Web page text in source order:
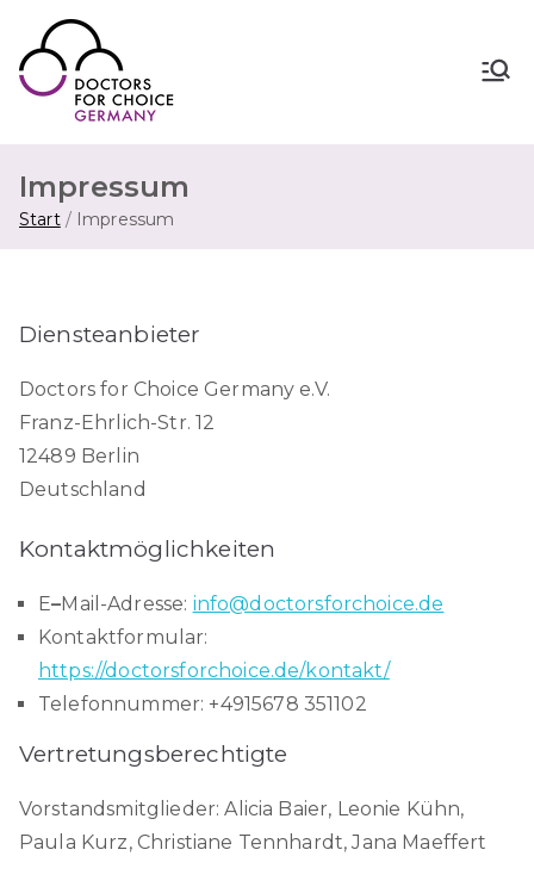
Inhalt
springen
Impressum
Start Impressum
Diensteanbieter
Doctors for Choice Germany e.V.
Franz-Ehrlich-Str. 12
12489 Berlin
Deutschland
Kontaktmöglichkeiten
E–Mail-Adresse: info@doctorsforchoice.de
Kontaktformular:
https://doctorsforchoice.de/kontakt/
Telefonnummer: +4915678 351102
Vertretungsberechtigte
Vorstandsmitglieder: Alicia Baier, Leonie Kühn,
Paula Kurz, Christiane Tennhardt, Jana Maeffert